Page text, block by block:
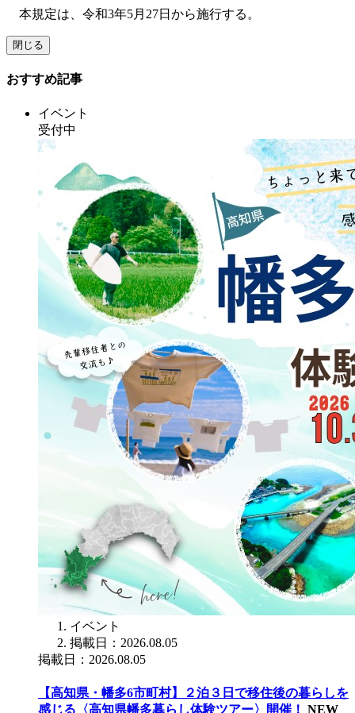
本規定は、令和3年5月27日から施行する。
おすすめ記事
イベント
受付中
イベント
掲載日：2026.08.05
掲載日：2026.08.05
【高知県・幡多6市町村】２泊３日で移住後の暮らしを
感じる〈高知県幡多暮らし体験ツアー〉開催！ NEW